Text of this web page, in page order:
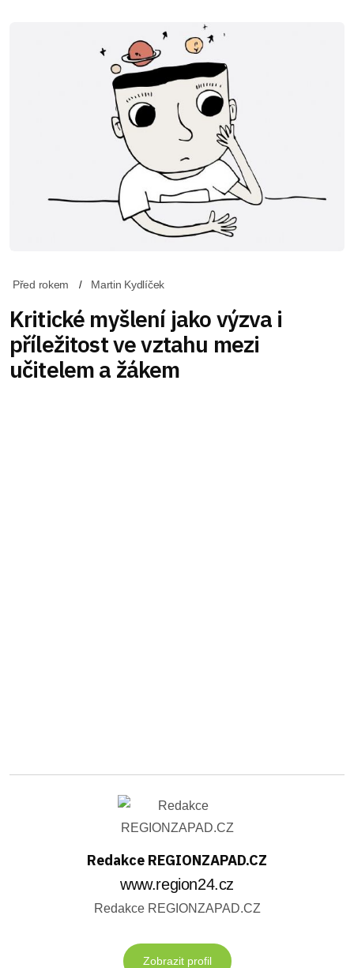
Před rokem Martin Kydlíček
Kritické myšlení jako výzva i
příležitost ve vztahu mezi
učitelem a žákem
Redakce REGIONZAPAD.CZ
www.region24.cz
Redakce REGIONZAPAD.CZ
Zobrazit profil